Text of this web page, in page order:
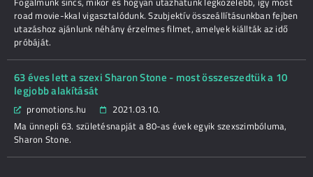
road movie-kkal vigasztalódunk. Szubjektív összeállításunkban fejben
utazáshoz ajánlunk néhány érzelmes filmet, amelyek kiállták az idő
próbáját.
63 éves lett a szexi Sharon Stone - most összeszedtük a 10
legjobb alakítását
promotions.hu
2021.03.10.
Ma ünnepli 63. születésnapját a 80-as évek egyik szexszimbóluma,
Sharon Stone.